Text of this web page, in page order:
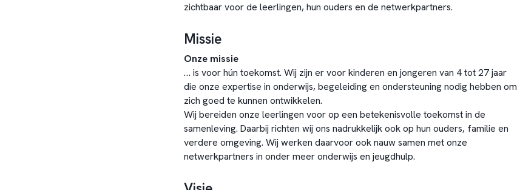
zichtbaar voor de leerlingen, hun ouders en de netwerkpartners.
Missie
Onze missie
… is voor hún toekomst. Wij zijn er voor kinderen en jongeren van 4 tot 27 jaar
die onze expertise in onderwijs, begeleiding en ondersteuning nodig hebben om
zich goed te kunnen ontwikkelen.
Wij bereiden onze leerlingen voor op een betekenisvolle toekomst in de
samenleving. Daarbij richten wij ons nadrukkelijk ook op hun ouders, familie en
verdere omgeving. Wij werken daarvoor ook nauw samen met onze
netwerkpartners in onder meer onderwijs en jeugdhulp.